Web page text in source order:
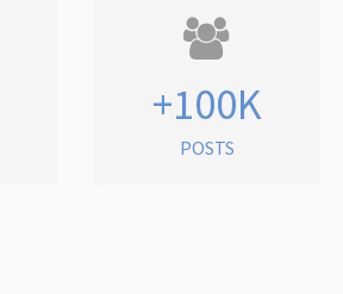
+100K
POSTS